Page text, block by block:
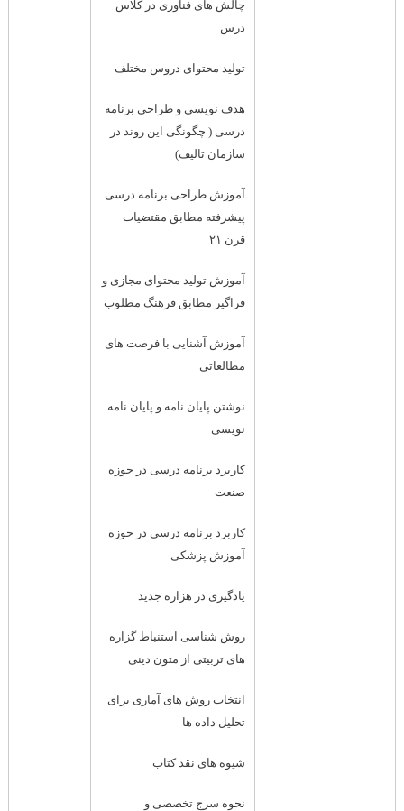
چالش های فناوری در کلاس
درس
تولید محتوای دروس مختلف
هدف نویسی و طراحی برنامه
درسی ( چگونگی این روند در
سازمان تالیف)
آموزش طراحی برنامه درسی
پیشرفته مطابق مقتضیات
قرن ۲۱
آموزش تولید محتوای مجازی و
فراگیر مطابق فرهنگ مطلوب
آموزش آشنایی با فرصت های
مطالعاتی
نوشتن پایان نامه و پایان نامه
نویسی
کاربرد برنامه درسی در حوزه
صنعت
کاربرد برنامه درسی در حوزه
آموزش پزشکی
یادگیری در هزاره جدید
روش شناسی استنباط گزاره
های تربیتی از متون دینی
انتخاب روش های آماری برای
تحلیل داده ها
شیوه های نقد کتاب
نحوه سرچ تخصصی و